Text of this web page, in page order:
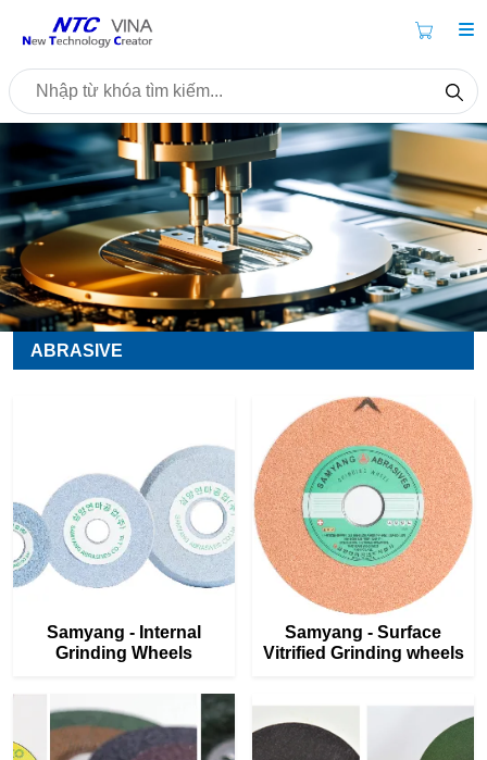
ABRASIVE
Samyang - Internal
Grinding Wheels
Samyang - Surface
Vitrified Grinding wheels